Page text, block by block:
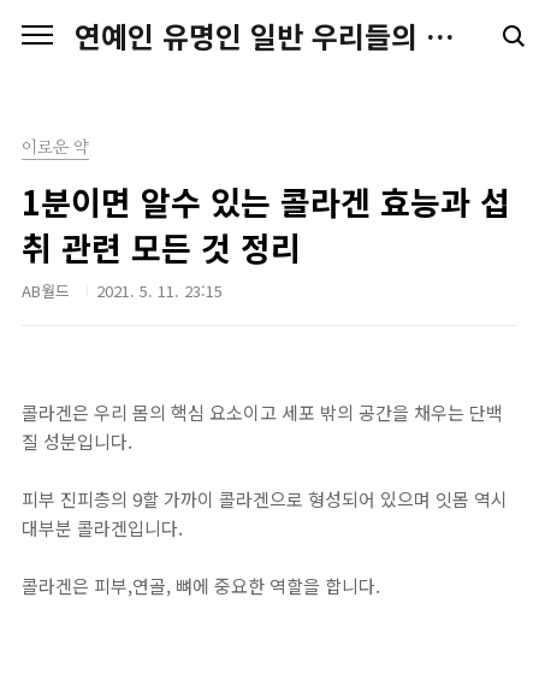
연예인 유명인 일반 우리들의 일상 스토리
이로운 약
1분이면 알수 있는 콜라겐 효능과 섭
취 관련 모든 것 정리
AB월드 2021. 5. 11. 23:15
콜라겐은 우리 몸의 핵심 요소이고 세포 밖의 공간을 채우는 단백
질 성분입니다.
피부 진피층의 9할 가까이 콜라겐으로 형성되어 있으며 잇몸 역시
대부분 콜라겐입니다.
콜라겐은 피부,연골, 뼈에 중요한 역할을 합니다.